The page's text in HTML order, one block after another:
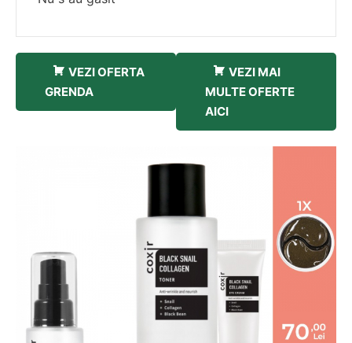
VEZI OFERTA
GRENDA
VEZI MAI
MULTE OFERTE
AICI